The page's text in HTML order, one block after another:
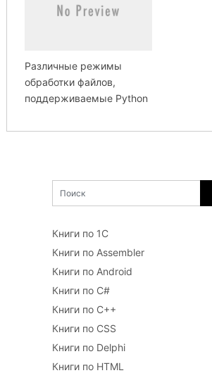
Различные режимы
обработки файлов,
поддерживаемые Python
Книги по 1С
Книги по Assembler
Книги по Android
Книги по C#
Книги по C++
Книги по CSS
Книги по Delphi
Книги по HTML